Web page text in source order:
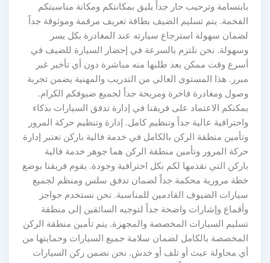
بابتسامة وترحيب حار جداً يليق بمكانتكم ومكانة مناسبتكم
الفخمة. يتم تسليم الضيف بطاقة تعريف مرقمة وموثوقة جداً
لضمان سهولة استرجاع سيارته عند المغادرة بكل يسر
وسهولة. نحن نلتزم بالسرعة في إحضار السيارة للضيف في
أسرع وقت ممكن بعد طلبها منه مباشرة دون أي تأخير غير
مبرر. هذا المستوى العالي من التدريب والمهنية يضمن تجربة
وصول ومغادرة فاخرة ومريحة جداً لجميع ضيوفكم الكرام.
يمكنكم الاعتماد على فريقنا في إدارة تدفق السيارات بذكاء
واحترافية عالية جداً وتنظيم كامل. إدارة وتنظيم حركة المرور
وتأمين منطقة الركن بالكامل في خدمة فالية باركن تعتبر إدارة
حركة المرور وتأمين منطقة الركن هما جوهر خدمة فالية
باركن التي نقدمها لكم بكل احترافية وجودة. يقوم فريقنا بوضع
خطة مرورية محكمة جداً لضمان تدفق سلس ومنظم لجميع
سيارات الضيوف القادمين للمناسبة. نحن نستخدم حواجز
وأقماع وإشارات واضحة جداً لتوجيه السائقين إلى منطقة
تسليم السيارات المخصصة والمجهزة. يتم تأمين منطقة الركن
المخصصة بالكامل لضمان سلامة جميع السيارات وحمايتها من
أي محاولة عبث أو تلف أو خدش. نحن نضمن ركن السيارات